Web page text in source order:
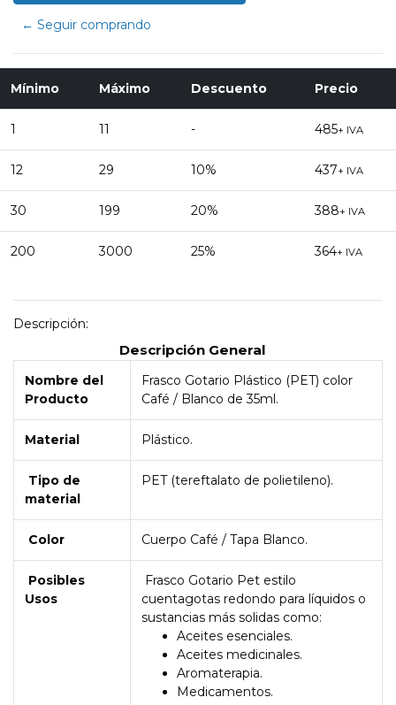
← Seguir comprando
Mínimo Máximo Descuento Precio
1 11 - 485+ IVA
12 29 10% 437+ IVA
30 199 20% 388+ IVA
200 3000 25% 364+ IVA
Descripción:
Descripción General
Nombre del
Producto
Frasco Gotario Plástico (PET) color
Café / Blanco de 35ml.
Material Plástico.
Tipo de
material
PET (tereftalato de polietileno).
Color Cuerpo Café / Tapa Blanco.
Posibles
Usos
Frasco Gotario Pet estilo
cuentagotas redondo para líquidos o
sustancias más solidas como:
Aceites esenciales.
Aceites medicinales.
Aromaterapia.
Medicamentos.